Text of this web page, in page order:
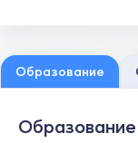
Образование
Образование